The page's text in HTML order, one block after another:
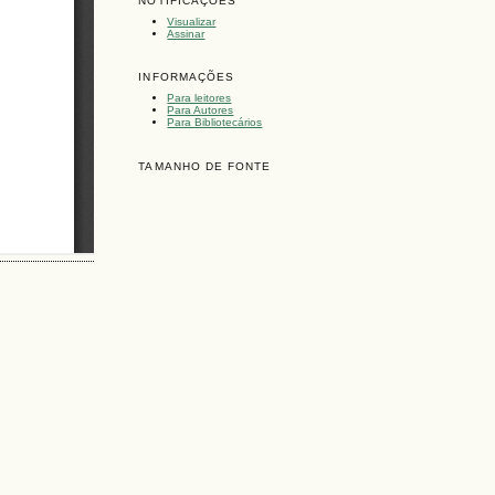
Visualizar
Assinar
INFORMAÇÕES
Para leitores
Para Autores
Para Bibliotecários
TAMANHO DE FONTE